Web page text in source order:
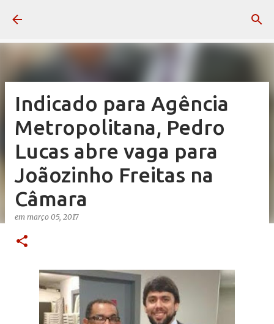
Indicado para Agência
Metropolitana, Pedro
Lucas abre vaga para
Joãozinho Freitas na
Câmara
em março 05, 2017